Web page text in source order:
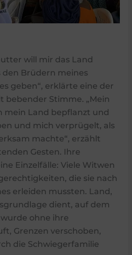
will mir das Land
Brüdern meines
geben“, erklärte eine der
bebender Stimme. „Mein
mein Land bepflanzt und
und mich verprügelt, als
machte“, erzählt
Gesten. Ihre
Einzelfälle: Viele Witwen
die sie nach
erleiden mussten. Land,
dient, auf dem
ohne ihre
Grenzen verschoben,
die Schwiegerfamilie